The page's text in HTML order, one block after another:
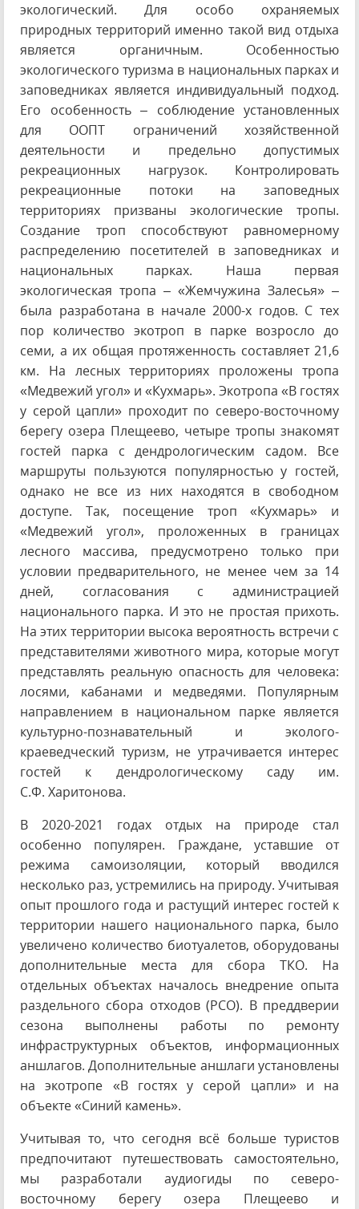
экологический. Для особо охраняемых
природных территорий именно такой вид отдыха
является органичным. Особенностью
экологического туризма в национальных парках и
заповедниках является индивидуальный подход.
Его особенность – соблюдение установленных
для ООПТ ограничений хозяйственной
деятельности и предельно допустимых
рекреационных нагрузок. Контролировать
рекреационные потоки на заповедных
территориях призваны экологические тропы.
Создание троп способствуют равномерному
распределению посетителей в заповедниках и
национальных парках. Наша первая
экологическая тропа – «Жемчужина Залесья» –
была разработана в начале 2000-х годов. С тех
пор количество экотроп в парке возросло до
семи, а их общая протяженность составляет 21,6
км. На лесных территориях проложены тропа
«Медвежий угол» и «Кухмарь». Экотропа «В гостях
у серой цапли» проходит по северо-восточному
берегу озера Плещеево, четыре тропы знакомят
гостей парка с дендрологическим садом. Все
маршруты пользуются популярностью у гостей,
однако не все из них находятся в свободном
доступе. Так, посещение троп «Кухмарь» и
«Медвежий угол», проложенных в границах
лесного массива, предусмотрено только при
условии предварительного, не менее чем за 14
дней, согласования с администрацией
национального парка. И это не простая прихоть.
На этих территории высока вероятность встречи с
представителями животного мира, которые могут
представлять реальную опасность для человека:
лосями, кабанами и медведями. Популярным
направлением в национальном парке является
культурно-познавательный и эколого-
краеведческий туризм, не утрачивается интерес
гостей к дендрологическому саду им.
С.Ф. Харитонова.
В 2020-2021 годах отдых на природе стал
особенно популярен. Граждане, уставшие от
режима самоизоляции, который вводился
несколько раз, устремились на природу. Учитывая
опыт прошлого года и растущий интерес гостей к
территории нашего национального парка, было
увеличено количество биотуалетов, оборудованы
дополнительные места для сбора ТКО. На
отдельных объектах началось внедрение опыта
раздельного сбора отходов (РСО). В преддверии
сезона выполнены работы по ремонту
инфраструктурных объектов, информационных
аншлагов. Дополнительные аншлаги установлены
на экотропе «В гостях у серой цапли» и на
объекте «Синий камень».
Учитывая то, что сегодня всё больше туристов
предпочитают путешествовать самостоятельно,
мы разработали аудиогиды по северо-
восточному берегу озера Плещеево и